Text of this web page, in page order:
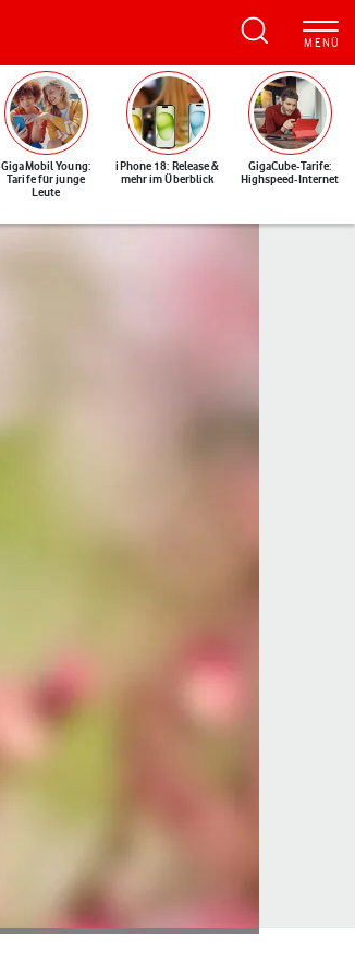
GigaMobil Young:
Tarife für junge
Leute
iPhone 18: Release &
mehr im Überblick
GigaCube-Tarife:
Highspeed-Internet